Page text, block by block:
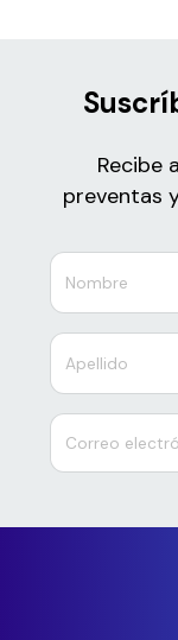
Recibe
preventas